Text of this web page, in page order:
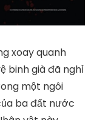
xoay quanh
binh già đã nghỉ
một ngôi
ba đất nước